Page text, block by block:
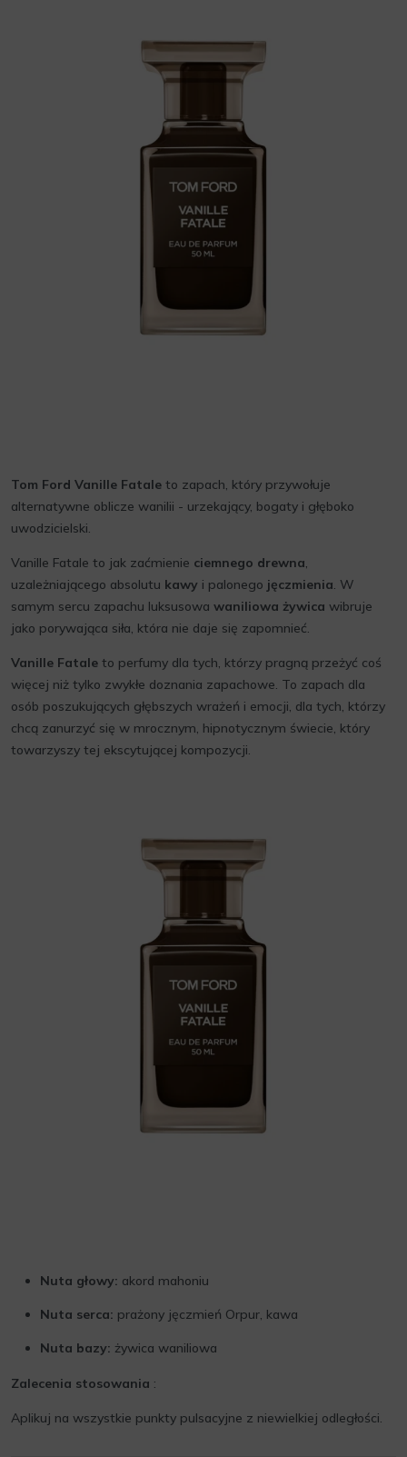
Tom Ford Vanille Fatale to zapach, który przywołuje
alternatywne oblicze wanilii - urzekający, bogaty i głęboko
uwodzicielski.
Vanille Fatale to jak zaćmienie ciemnego drewna,
uzależniającego absolutu kawy i palonego jęczmienia. W
samym sercu zapachu luksusowa waniliowa żywica wibruje
jako porywająca siła, która nie daje się zapomnieć.
Vanille Fatale to perfumy dla tych, którzy pragną przeżyć coś
więcej niż tylko zwykłe doznania zapachowe. To zapach dla
osób poszukujących głębszych wrażeń i emocji, dla tych, którzy
chcą zanurzyć się w mrocznym, hipnotycznym świecie, który
towarzyszy tej ekscytującej kompozycji.
Nuta głowy: akord mahoniu
Nuta serca: prażony jęczmień Orpur, kawa
Nuta bazy: żywica waniliowa
Zalecenia stosowania :
Aplikuj na wszystkie punkty pulsacyjne z niewielkiej odległości.